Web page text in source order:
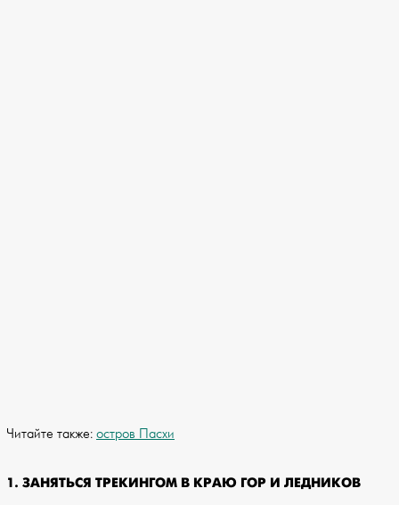
Читайте также: остров Пасхи
1. ЗАНЯТЬСЯ ТРЕКИНГОМ В КРАЮ ГОР И ЛЕДНИКОВ